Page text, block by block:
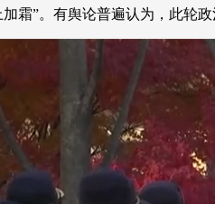
霜”。有舆论普遍认为，此轮